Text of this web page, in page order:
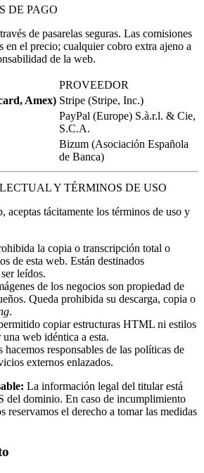
DE PAGO
de pasarelas seguras. Las comisiones
en el precio; cualquier cobro extra ajeno a
de la web.
PROVEEDOR
Amex) Stripe (Stripe, Inc.)
PayPal (Europe) S.à.r.l. & Cie,
S.C.A.
Bizum (Asociación Española
de Banca)
Y TÉRMINOS DE USO
aceptas tácitamente los términos de uso y
la copia o transcripción total o
de esta web. Están destinados
leídos.
de los negocios son propiedad de
Queda prohibida su descarga, copia o
.
copiar estructuras HTML ni estilos
web idéntica a esta.
hacemos responsables de las políticas de
externos enlazados.
La información legal del titular está
del dominio. En caso de incumplimiento
reservamos el derecho a tomar las medidas